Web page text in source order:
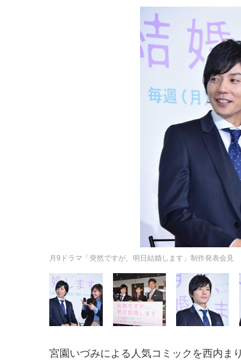
月9ドラマ「突然ですが、明日結婚します」制作発表会見
宮園いづみによる人気コミックを西内ま